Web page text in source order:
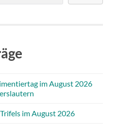
im August 2026
im August 2026